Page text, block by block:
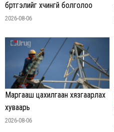
бүртгэлийг хүчингүй болголоо
2026-08-06
Маргааш цахилгаан хязгаарлах
хуваарь
2026-08-06